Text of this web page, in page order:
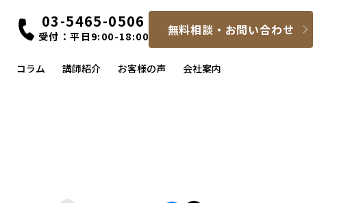
03-5465-0506
受付：平日9:00-18:00 無料相談・お問い合わせ
コラム 講師紹介 お客様の声 会社案内